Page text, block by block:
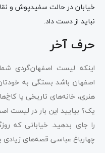
خیابان در حالت سفیدپوش و
نباید از دست داد.
حرف آخر
اینکه لیست اصفهان‌گردی
اصفهان باشد بستگی به
هنری، خانه‌های تاریخی یا
یک؟ بیایید این بار در لیست
را جای بدهید. خیابانی که
چهارباغ عباسی قصه‌های زیادی